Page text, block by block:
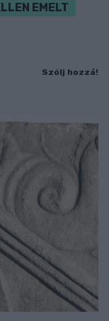
EMELT
Szólj hozzá!